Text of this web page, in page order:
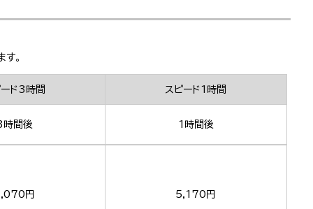
。
ド3時間 スピード1時間
間後 1時間後
円 5,170円